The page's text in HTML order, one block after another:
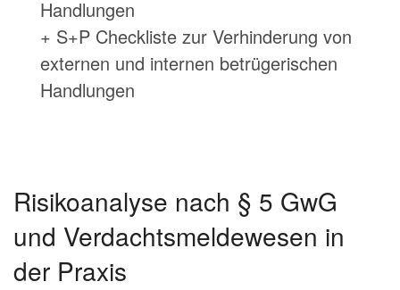
Handlungen
+ S+P Checkliste zur Verhinderung von
externen und internen betrügerischen
Handlungen
Risikoanalyse nach § 5 GwG
und Verdachtsmeldewesen in
der Praxis